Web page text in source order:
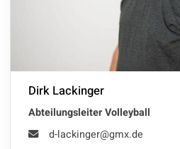
Dirk Lackinger
Abteilungsleiter Volleyball
d-lackinger@gmx.de